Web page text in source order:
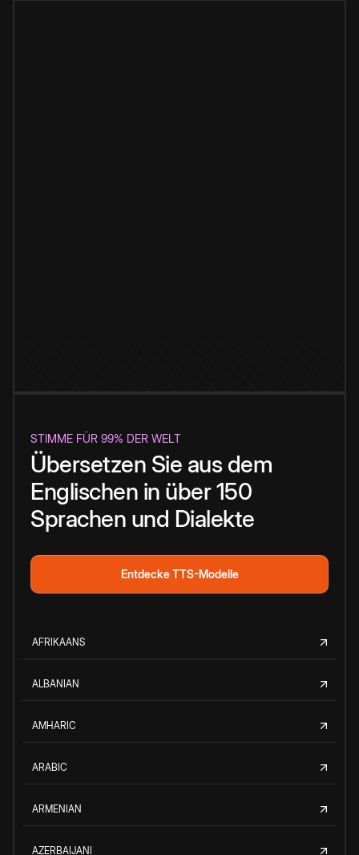
STIMME FÜR 99% DER WELT
Übersetzen Sie aus dem
Englischen in über 150
Sprachen und Dialekte
Entdecke TTS-Modelle
AFRIKAANS
ALBANIAN
AMHARIC
ARABIC
ARMENIAN
AZERBAIJANI